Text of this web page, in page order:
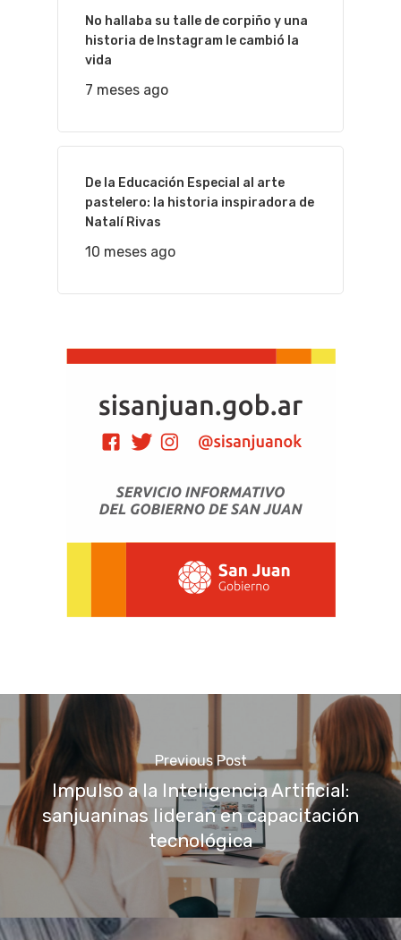
No hallaba su talle de corpiño y una
historia de Instagram le cambió la
vida
7 meses ago
De la Educación Especial al arte
pastelero: la historia inspiradora de
Natalí Rivas
10 meses ago
Previous Post
Impulso a la Inteligencia Artificial:
sanjuaninas lideran en capacitación
tecnológica